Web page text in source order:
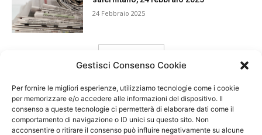
Gestisci Consenso Cookie
Per fornire le migliori esperienze, utilizziamo tecnologie come i cookie
per memorizzare e/o accedere alle informazioni del dispositivo. Il
consenso a queste tecnologie ci permetterà di elaborare dati come il
comportamento di navigazione o ID unici su questo sito. Non
acconsentire o ritirare il consenso può influire negativamente su alcune
24 Febbraio 2025